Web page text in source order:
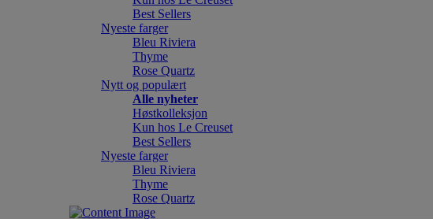
Best Sellers
Nyeste farger
Bleu Riviera
Thyme
Rose Quartz
Nytt og populært
Alle nyheter
Høstkolleksjon
Kun hos Le Creuset
Best Sellers
Nyeste farger
Bleu Riviera
Thyme
Rose Quartz